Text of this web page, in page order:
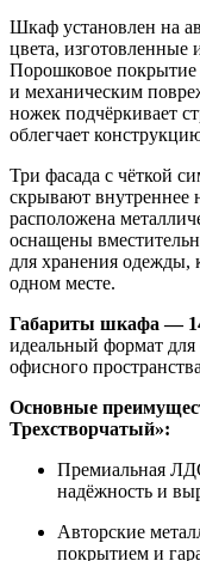
Шкаф установлен на
цвета,
Порошковое покрытие
и механическим
ножек подчёркивает
облегчает
Три фасада с чёткой
скрывают внутреннее
расположена
оснащены
для хранения одежды,
одном месте.
Габариты шкафа —
идеальный формат
офисного
Основные
Трехстворчатый»:
Премиальная
надёжность и
Авторские
покрытием и